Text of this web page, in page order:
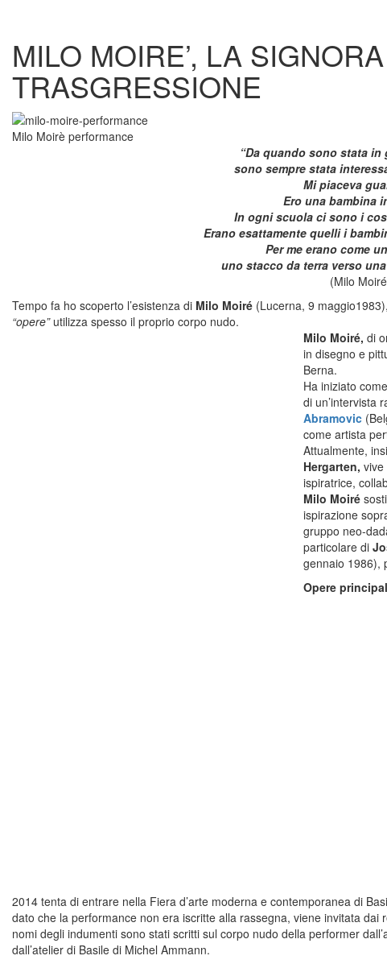
MILO MOIRE’, LA
TRASGRESSIONE
Milo Moirè performance
“Da quando sono stata in
sono sempre stata
Mi piaceva
Ero una bambina
In ogni scuola ci sono i
Erano esattamente quelli i
Per me erano come
uno stacco da terra verso
(Milo
Tempo fa ho scoperto l’esistenza di Milo Moiré (Lucerna, 9
“opere”utilizza spesso il proprio corpo nudo.
Milo Moiré, di
in disegno e
Berna.
Ha iniziato
di un’intervista
Abramovic
come artista
Attualmente,
Hergarten, vive
ispiratrice,
Milo Moiré
ispirazione
gruppo neo-
particolare di
gennaio 1986),
Opere
2014 tenta di entrare nella Fiera d’arte moderna e contemporanea di
dato che la performance non era iscritte alla rassegna, viene invitata
nomi degli indumenti sono stati scritti sul corpo nudo della performer
dall’atelier di Basile di Michel Ammann.